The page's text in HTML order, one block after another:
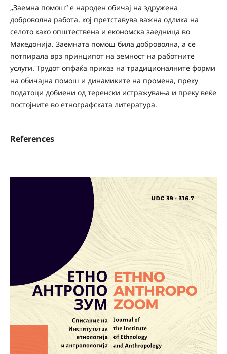
„Заемна помош“ е народен обичај на здружена
доброволна работа, кој претставува важна одлика на
селото како општествена и економска заедница во
Македонија. Заемната помош била доброволна, а се
потпирала врз принципот на земност на работните
услуги. Трудот опфаќа приказ на традиционалните форми
на обичајна помош и динамиките на промена, преку
податоци добиени од теренски истражувања и преку веќе
постојните во етнографската литература.
References